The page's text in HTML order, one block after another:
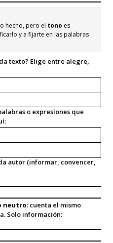
hecho, pero el tono es
y a fijarte en las palabras
texto? Elige entre alegre,
o expresiones que
autor (informar, convencer,
neutro: cuenta el mismo
Solo información: